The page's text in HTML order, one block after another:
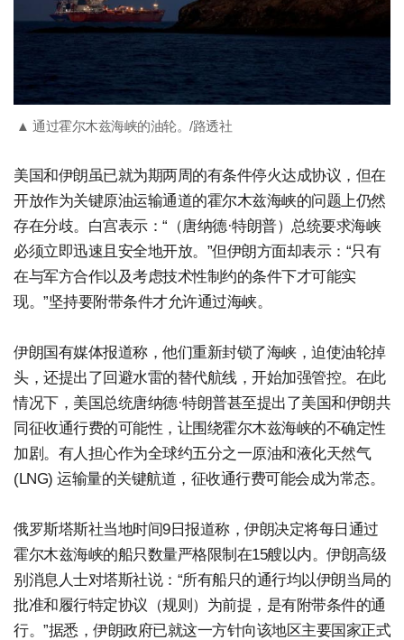
▲ 通过霍尔木兹海峡的油轮。/路透社
美国和伊朗虽已就为期两周的有条件停火达成协议，但在
开放作为关键原油运输通道的霍尔木兹海峡的问题上仍然
存在分歧。白宫表示：“（唐纳德·特朗普）总统要求海峡
必须立即迅速且安全地开放。”但伊朗方面却表示：“只有
在与军方合作以及考虑技术性制约的条件下才可能实
现。”坚持要附带条件才允许通过海峡。
伊朗国有媒体报道称，他们重新封锁了海峡，迫使油轮掉
头，还提出了回避水雷的替代航线，开始加强管控。在此
情况下，美国总统唐纳德·特朗普甚至提出了美国和伊朗共
同征收通行费的可能性，让围绕霍尔木兹海峡的不确定性
加剧。有人担心作为全球约五分之一原油和液化天然气
(LNG) 运输量的关键航道，征收通行费可能会成为常态。
俄罗斯塔斯社当地时间9日报道称，伊朗决定将每日通过
霍尔木兹海峡的船只数量严格限制在15艘以内。伊朗高级
别消息人士对塔斯社说：“所有船只的通行均以伊朗当局的
批准和履行特定协议（规则）为前提，是有附带条件的通
行。”据悉，伊朗政府已就这一方针向该地区主要国家正式